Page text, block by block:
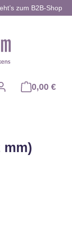
zum B2B-Shop
0,00 €
mm)